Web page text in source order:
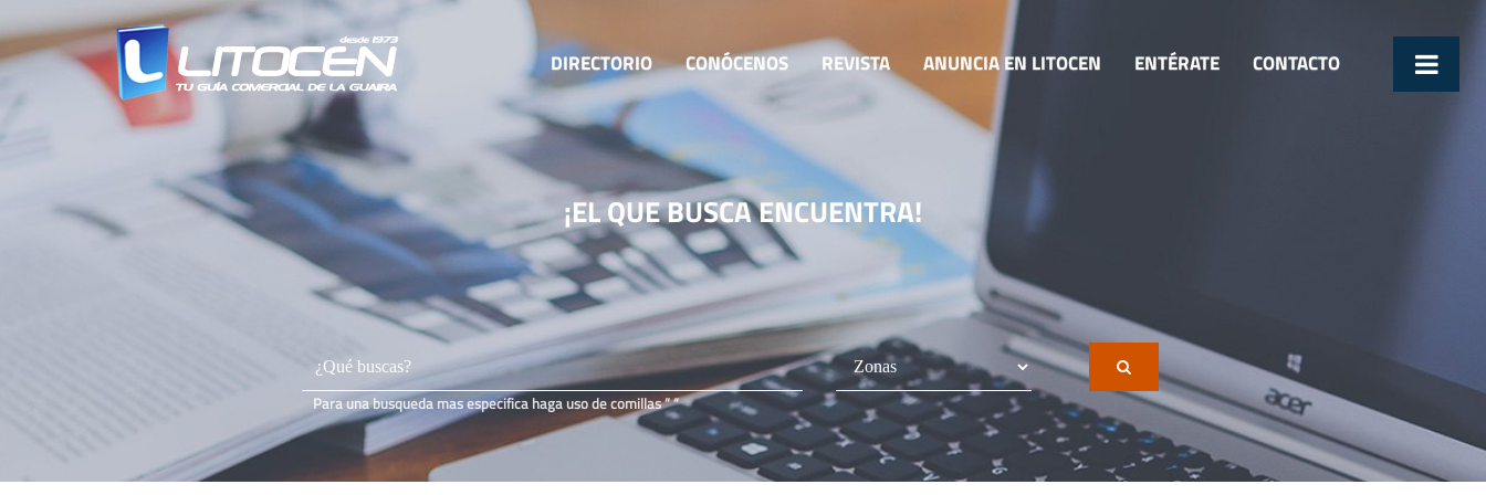
DIRECTORIO CONÓCENOS REVISTA ANUNCIA EN LITOCEN ENTÉRATE CONTACTO
¡EL QUE BUSCAENCUENTRA!
Para una busqueda mas especifica haga uso de comillas ” “